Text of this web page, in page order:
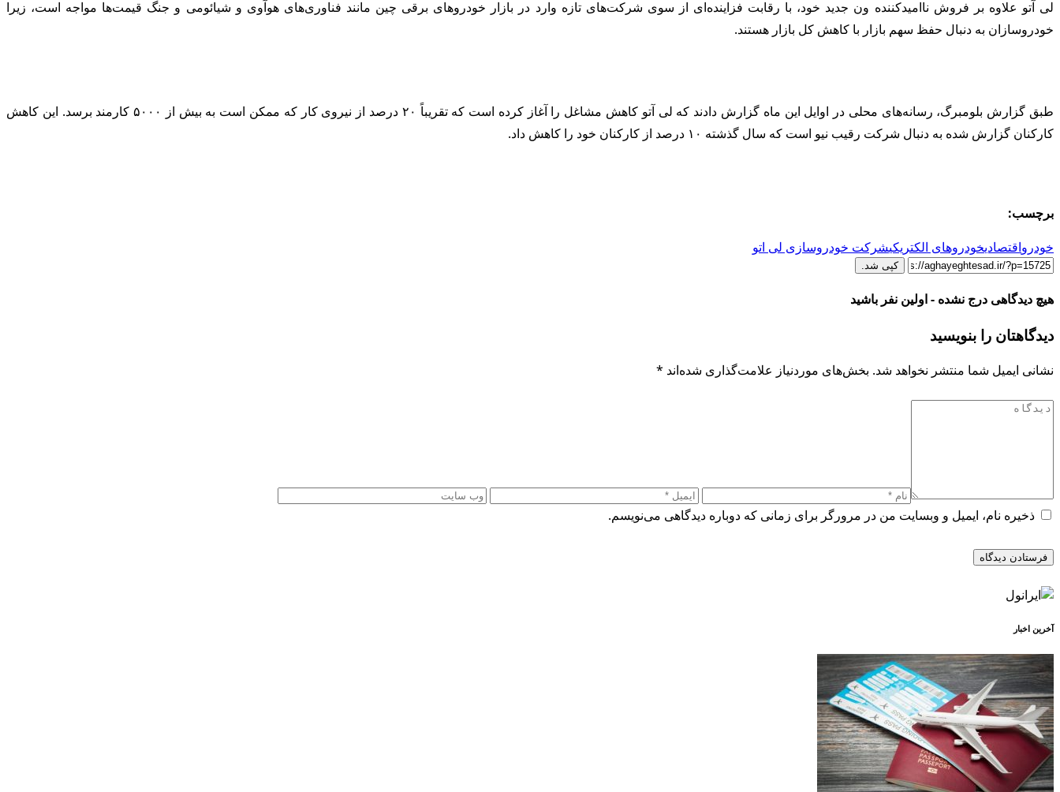
لی آتو علاوه بر فروش ناامیدکننده ون جدید خود، با رقابت فزاینده‌ای از سوی شرکت‌های تازه وارد در بازار خودروهای برقی چین مانند فناوری‌های هوآوی و شیائومی و جنگ قیمت‌ها مواجه است، زیرا
خودروسازان به دنبال حفظ سهم بازار با کاهش کل بازار هستند.
طبق گزارش بلومبرگ، رسانه‌های محلی در اوایل این ماه گزارش دادند که لی آتو کاهش مشاغل را آغاز کرده است که تقریباً ۲۰ درصد از نیروی کار که ممکن است به بیش از ۵۰۰۰ کارمند برسد. این کاهش
کارکنان گزارش شده به دنبال شرکت رقیب نیو است که سال گذشته ۱۰ درصد از کارکنان خود را کاهش داد.
برچسب:
خودرواقتصاديخودروهای الکتریکیشرکت خودروسازی لی اتو
کپی شد.
هیچ دیدگاهی درج نشده - اولین نفر باشید
دیدگاهتان را بنویسید
نشانی ایمیل شما منتشر نخواهد شد. بخش‌های موردنیاز علامت‌گذاری شده‌اند *
ذخیره نام، ایمیل و وبسایت من در مرورگر برای زمانی که دوباره دیدگاهی می‌نویسم.
آخرین اخبار